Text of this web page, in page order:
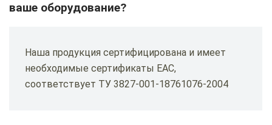
ваше оборудование?
Наша продукция сертифицирована и имеет
необходимые сертификаты ЕАС,
соответствует ТУ 3827-001-18761076-2004